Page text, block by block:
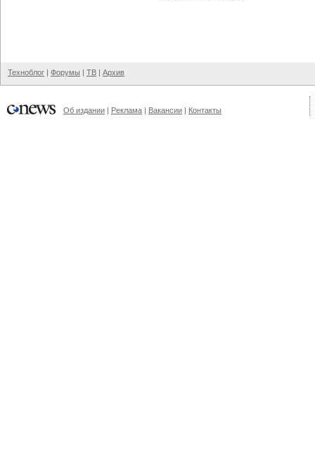
Техноблог | Форумы | ТВ | Архив
Об издании | Реклама | Вакансии | Контакты